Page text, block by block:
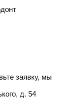
заявку, мы
д. 54